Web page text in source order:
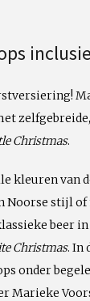
Christmas.
kleuren van
Noorse stijl
beer
Christmas. In
onder
Marieke